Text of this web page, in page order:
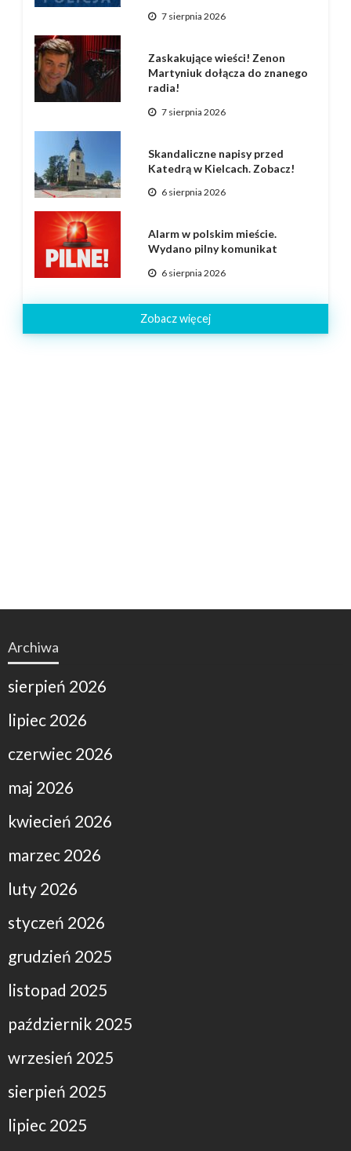
7 sierpnia 2026
Zaskakujące wieści! Zenon
Martyniuk dołącza do znanego
radia!
7 sierpnia 2026
Skandaliczne napisy przed
Katedrą w Kielcach. Zobacz!
6 sierpnia 2026
Alarm w polskim mieście.
Wydano pilny komunikat
6 sierpnia 2026
Zobacz więcej
Archiwa
sierpień 2026
lipiec 2026
czerwiec 2026
maj 2026
kwiecień 2026
marzec 2026
luty 2026
styczeń 2026
grudzień 2025
listopad 2025
październik 2025
wrzesień 2025
sierpień 2025
lipiec 2025